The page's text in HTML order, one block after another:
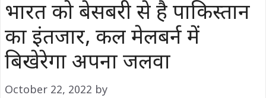
भारत को बेसबरी से है पाकिस्तान
का इंतजार, कल मेलबर्न में
बिखेरेगा अपना जलवा
October 22, 2022 by